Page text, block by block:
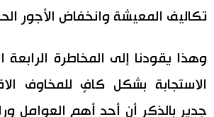
تكاليف المعيشة وانخفاض الأجور
وهذا يقودنا إلى المخاطرة
الاستجابة بشكل كافٍ للمخاوف
جدير بالذكر أن أحد أهم العوامل